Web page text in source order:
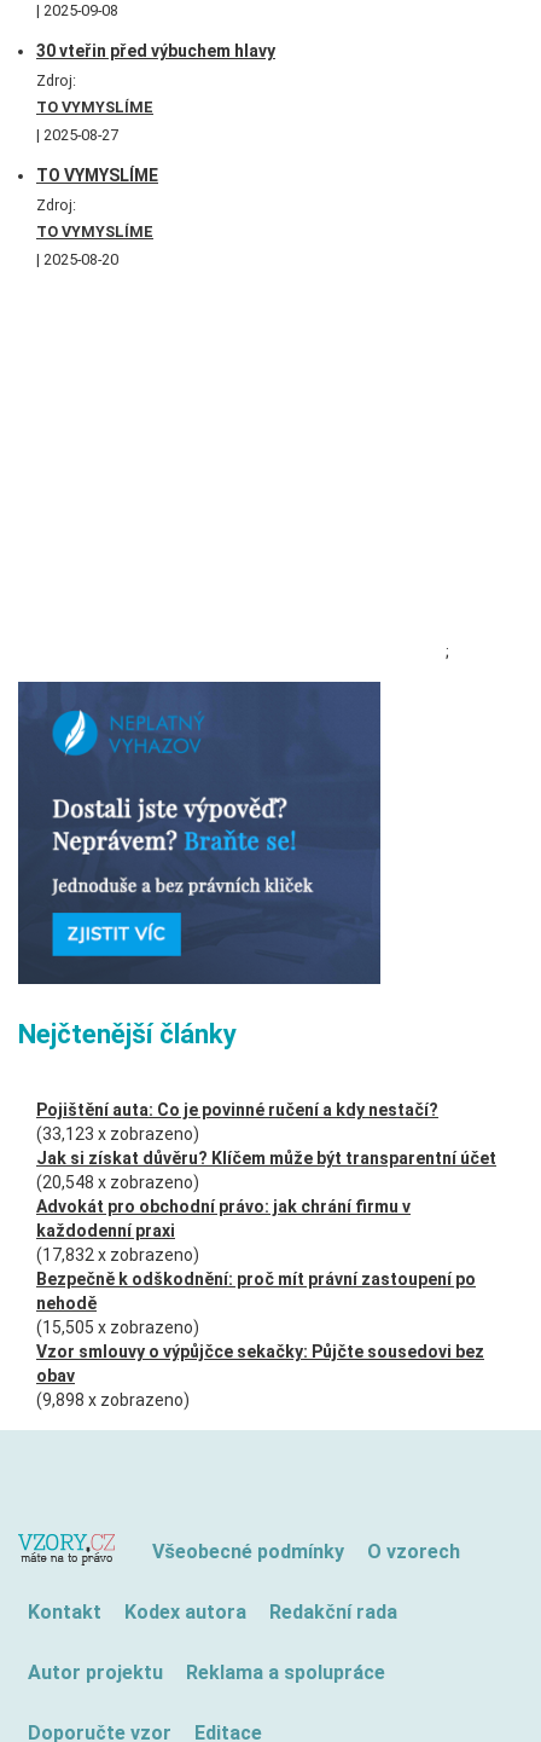
2025-09-08
30 vteřin před výbuchem hlavy
Zdroj:
TO VYMYSLÍME
2025-08-27
TO VYMYSLÍME
Zdroj:
TO VYMYSLÍME
2025-08-20
;
Nejčtenější články
Pojištění auta: Co je povinné ručení a kdy nestačí?
(33,123 x zobrazeno)
Jak si získat důvěru? Klíčem může být transparentní účet
(20,548 x zobrazeno)
Advokát pro obchodní právo: jak chrání firmu v
každodenní praxi
(17,832 x zobrazeno)
Bezpečně k odškodnění: proč mít právní zastoupení po
nehodě
(15,505 x zobrazeno)
Vzor smlouvy o výpůjčce sekačky: Půjčte sousedovi bez
obav
(9,898 x zobrazeno)
Všeobecné podmínky O vzorech
Kontakt Kodex autora Redakční rada
Autor projektu Reklama a spolupráce
Doporučte vzor Editace